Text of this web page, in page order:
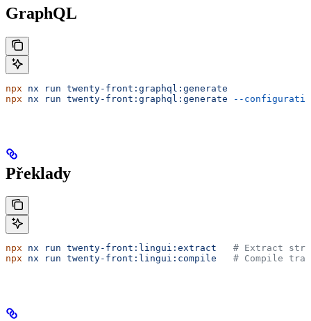
GraphQL
npx nx run twenty-front:graphql:generate
npx nx run twenty-front:graphql:generate --
Překlady
npx nx run twenty-front:lingui:extract
# Extract
npx nx run twenty-front:lingui:compile
# Compile